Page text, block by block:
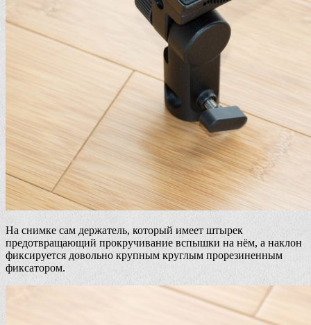
На снимке сам держатель, который имеет штырек
предотвращающий прокручивание вспышки на нём, а наклон
фиксируется довольно крупным круглым прорезиненным
фиксатором.